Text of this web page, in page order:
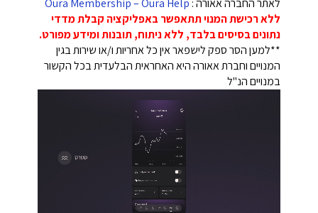
ללא רכישת המנוי תתאפשר באפליקציה קבלת מדדי
נתונים בסיסים בלבד, ללא ניתוח, תובנות ומידע מפורט.
**למען הסר ספק לישפאר אין כל אחריות ו/או שירות בגין
המנויים וחברת אאורה היא האחראית הבלעדית בכל הקשור
במנויים הנ"ל